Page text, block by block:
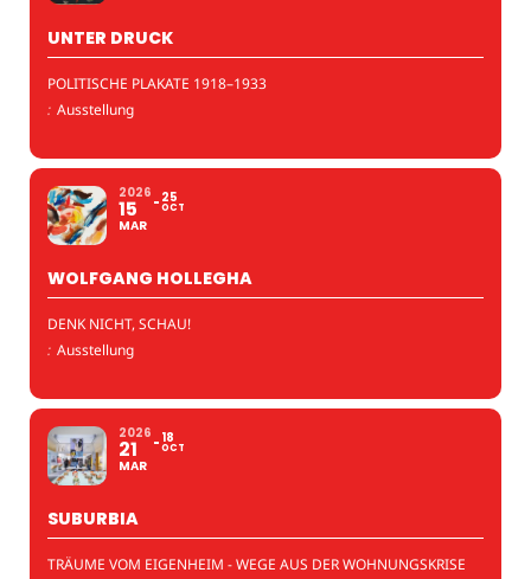
UNTER DRUCK
POLITISCHE PLAKATE 1918–1933
: Ausstellung
2026
15
MAR
25
OCT
WOLFGANG HOLLEGHA
DENK NICHT, SCHAU!
: Ausstellung
2026
21
MAR
18
OCT
SUBURBIA
TRÄUME VOM EIGENHEIM - WEGE AUS DER WOHNUNGSKRISE